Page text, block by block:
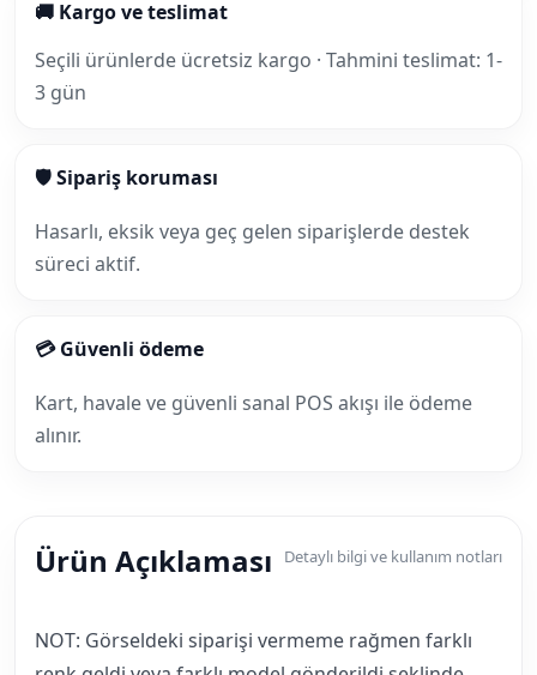
🚚 Kargo ve teslimat
Seçili ürünlerde ücretsiz kargo · Tahmini teslimat: 1-
3 gün
🛡 Sipariş koruması
Hasarlı, eksik veya geç gelen siparişlerde destek
süreci aktif.
💳 Güvenli ödeme
Kart, havale ve güvenli sanal POS akışı ile ödeme
alınır.
Ürün Açıklaması Detaylı bilgi ve kullanım notları
NOT: Görseldeki siparişi vermeme rağmen farklı